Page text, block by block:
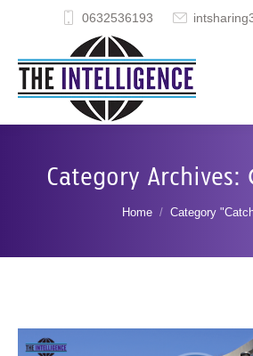
0632536193
Category Archives:
You are here:
Home Category